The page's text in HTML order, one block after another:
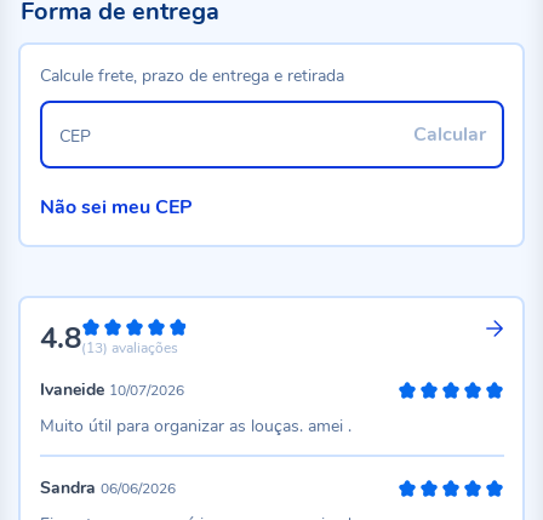
4.896%
(13) avaliações
Ivaneide 10/07/2026
Muito útil para organizar as louças. amei .
Sandra 06/06/2026
Forma de entrega
Calcule frete, prazo de entrega e retirada
Calcular
CEP
Não sei meu CEP